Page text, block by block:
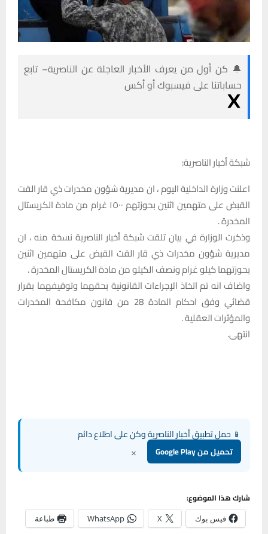
🔔 كن أول من يعرف الأخبار العاجلة عن الناصرية– تابع
حساباتنا على فيسبوك أو أكس
شبكة أخبار الناصرية:
اعلنت وزارة الداخلية اليوم ، ان مديرية شؤون مخدرات ذي قار القت
القبض على متهمين اثنين بحوزتهم ١٥٠٠ غرام من مادة الكريستال
المخدرة .
وذكرت الوزارة في بيان تلقت شبكة أخبار الناصرية نسخة منه ، ان
مديرية شؤون مخدرات ذي قار القت القبض على متهمين اثنين
بحوزتهما كيلو غرام ونصف الكيلو من مادة الكريستال المخدرة .
واضاف انه تم اتخاذ الإجراءات القانونية بحقهما وتوقيفهما بقرار
قضائي وفق احكام المادة 28 من قانون مكافحة المخدرات
والمؤثرات العقلية .
انتهى.
📱 حمل تطبيق أخبار الناصرية وكن على اطلاع دائم
تحميل من Google Play ×
شارك هذا الموضوع:
فيس بوك X
WhatsApp طباعة